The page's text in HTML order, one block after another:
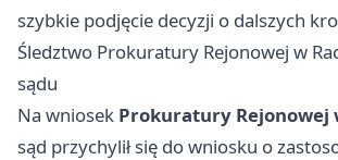
szybkie podjęcie decyzji o dalszych
Śledztwo Prokuratury Rejonowej w
sądu
Na wniosek Prokuratury Rejonowej
sąd przychylił się do wniosku o